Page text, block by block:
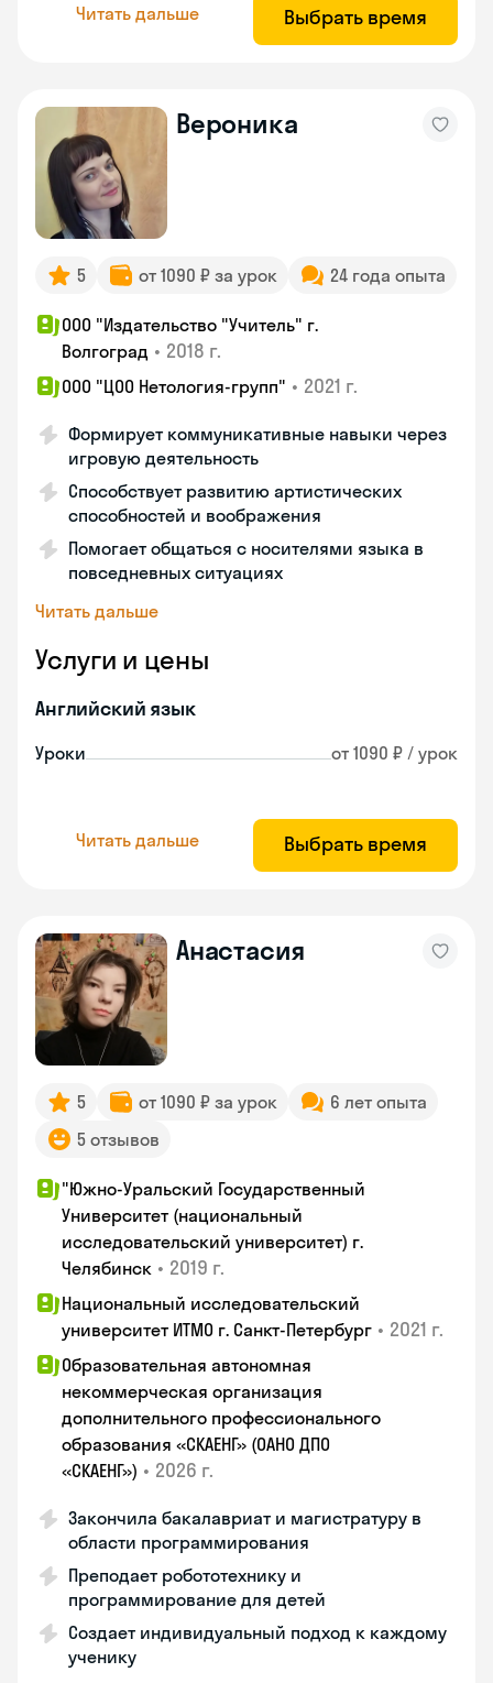
Читать дальше Выбрать время
Вероника
5 от 1090 ₽ за урок 24 года опыта
ООО "Издательство "Учитель" г.
Волгоград • 2018 г.
ООО "ЦОО Нетология-групп" • 2021 г.
Формирует коммуникативные навыки через
игровую деятельность
Способствует развитию артистических
способностей и воображения
Помогает общаться с носителями языка в
повседневных ситуациях
Читать дальше
Услуги и цены
Английский язык
Уроки от 1090 ₽ / урок
Читать дальше Выбрать время
Анастасия
5 от 1090 ₽ за урок
6 лет опыта
5 отзывов
"Южно-Уральский Государственный
Университет (национальный
исследовательский университет) г.
Челябинск • 2019 г.
Национальный исследовательский
университет ИТМО г. Санкт-Петербург • 2021 г.
Образовательная автономная
некоммерческая организация
дополнительного профессионального
образования «СКАЕНГ» (ОАНО ДПО
«СКАЕНГ») • 2026 г.
Закончила бакалавриат и магистратуру в
области программирования
Преподает робототехнику и
программирование для детей
Создает индивидуальный подход к каждому
ученику